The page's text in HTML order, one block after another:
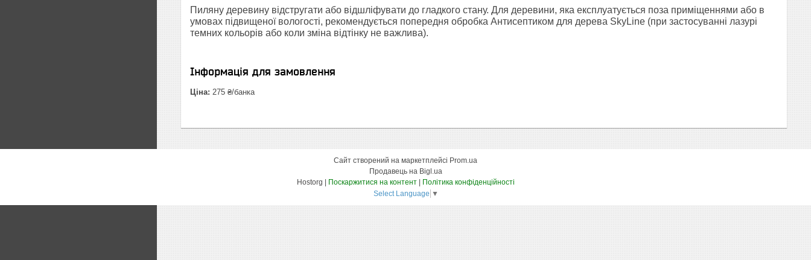
Пиляну деревину відстругати або відшліфувати до гладкого стану. Для деревини, яка експлуатується поза приміщеннями або в
умовах підвищеної вологості, рекомендується попередня обробка Антисептиком для дерева SkyLine (при застосуванні лазурі
темних кольорів або коли зміна відтінку не важлива).
Інформація для замовлення
Ціна: 275 ₴/банка
Сайт створений на маркетплейсі Prom.ua
Продавець на Bigl.ua
Поскаржитися на контент
Політика конфіденційності
Select Language ▼